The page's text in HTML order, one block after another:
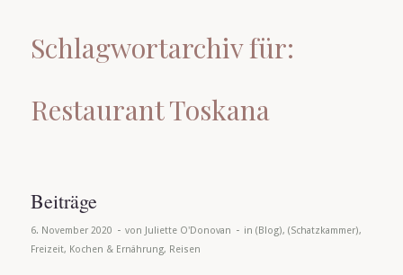
Schlagwortarchiv für:
Restaurant Toskana
Beiträge
6. November 2020 - von Juliette O'Donovan - in (Blog), (Schatzkammer),
Freizeit, Kochen & Ernährung, Reisen